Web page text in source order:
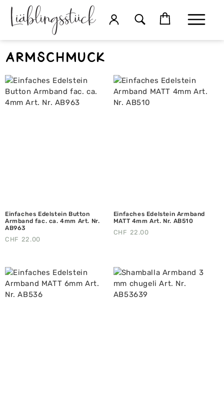
Armschmuck
Einfaches Edelstein Button
Armband fac. ca. 4mm Art. Nr.
AB963
CHF 22.00
Einfaches Edelstein Armband
MATT 4mm Art. Nr. AB510
CHF 22.00